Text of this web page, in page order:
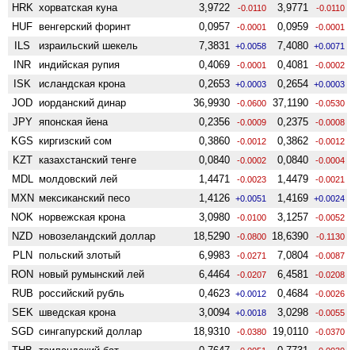
HRK хорватская куна 3,9722 -0.0110 3,9771 -0.0110
HUF венгерский форинт 0,0957 -0.0001 0,0959 -0.0001
ILS израильский шекель 7,3831 +0.0058 7,4080 +0.0071
INR индийская рупия 0,4069 -0.0001 0,4081 -0.0002
ISK исландская крона 0,2653 +0.0003 0,2654 +0.0003
JOD иорданский динар 36,9930 -0.0600 37,1190 -0.0530
JPY японская йена 0,2356 -0.0009 0,2375 -0.0008
KGS киргизский сом 0,3860 -0.0012 0,3862 -0.0012
KZT казахстанский тенге 0,0840 -0.0002 0,0840 -0.0004
MDL молдовский лей 1,4471 -0.0023 1,4479 -0.0021
MXN мексиканский песо 1,4126 +0.0051 1,4169 +0.0024
NOK норвежская крона 3,0980 -0.0100 3,1257 -0.0052
NZD ново­зеландский доллар 18,5290 -0.0800 18,6390 -0.1130
PLN польский злотый 6,9983 -0.0271 7,0804 -0.0087
RON новый румынский лей 6,4464 -0.0207 6,4581 -0.0208
RUB российский рубль 0,4623 +0.0012 0,4684 -0.0026
SEK шведская крона 3,0094 +0.0018 3,0298 -0.0055
SGD сингапурский доллар 18,9310 -0.0380 19,0110 -0.0370